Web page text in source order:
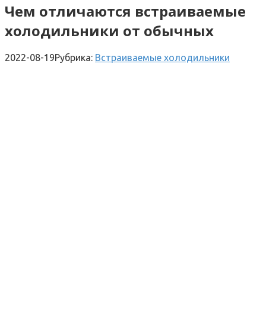
Чем отличаются встраиваемые
холодильники от обычных
2022-08-19Рубрика: Встраиваемые холодильники